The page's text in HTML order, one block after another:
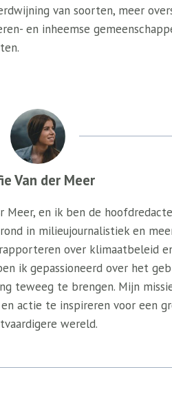
van soorten, meer
en inheemse
Van der Meer
Meer, en ik ben de
in milieujournalistiek en
over klimaatbeleid
ik gepassioneerd over het
teweeg te brengen. Mijn
actie te inspireren voor een
wereld.